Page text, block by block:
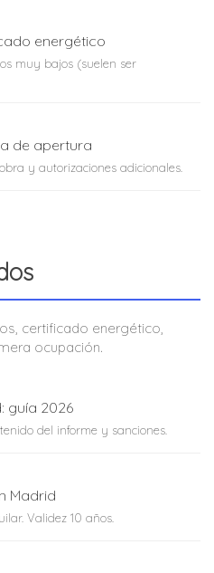
energético
muy bajos (suelen ser
de apertura
y autorizaciones adicionales.
certificado energético,
ocupación.
guía 2026
del informe y sanciones.
Madrid
Validez 10 años.